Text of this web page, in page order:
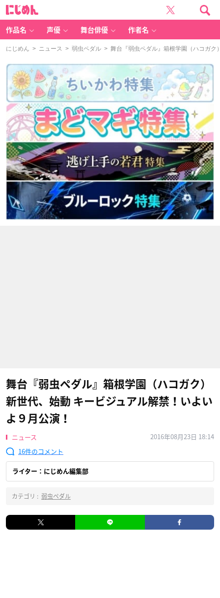
作品名 声優 舞台俳優 作者名
にじめん > ニュース > 弱虫ペダル > 舞台『弱虫ペダル』箱根学園（ハコガク
舞台『弱虫ペダル』箱根学園（ハコガク）
新世代、始動 キービジュアル解禁！いよい
よ９月公演！
ニュース
2016年08月23日 18:14
16
ライター：にじめん編集部
カテゴリ : 弱虫ペダル